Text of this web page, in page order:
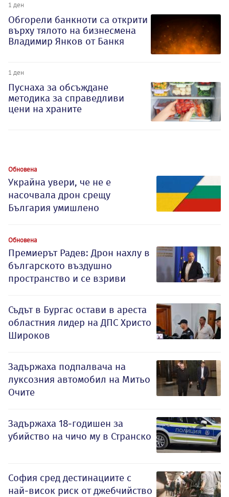
1 ден
Обгорели банкноти са открити
върху тялото на бизнесмена
Владимир Янков от Банкя
1 ден
Пуснаха за обсъждане
методика за справедливи
цени на храните
Обновена
Украйна увери, че не е
насочвала дрон срещу
България умишлено
Обновена
Премиерът Радев: Дрон нахлу в
българското въздушно
пространство и се взриви
Съдът в Бургас остави в ареста
областния лидер на ДПС Христо
Широков
Задържаха подпалвача на
луксозния автомобил на Митьо
Очите
Задържаха 18-годишен за
убийство на чичо му в Странско
София сред дестинациите с
най-висок риск от джебчийство